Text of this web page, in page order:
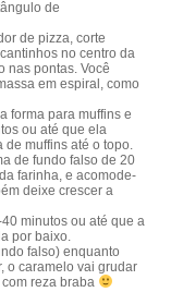
de
de pizza, corte
no centro da
nas pontas. Você
em espiral, como
forma para muffins e
ou até que ela
de muffins até o topo.
de fundo falso de 20
farinha, e acomode-
deixe crescer a
minutos ou até que a
por baixo.
falso) enquanto
o caramelo vai grudar
reza braba